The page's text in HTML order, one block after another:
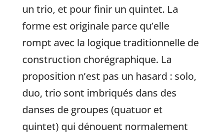
un trio, et pour finir un quintet. La
forme est originale parce qu’elle
rompt avec la logique traditionnelle de
construction chorégraphique. La
proposition n’est pas un hasard : solo,
duo, trio sont imbriqués dans des
danses de groupes (quatuor et
quintet) qui dénouent normalement